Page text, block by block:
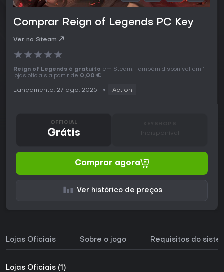
Comprar Reign of Legends PC Key
Ver no Steam
★★★★★
Reign of Legends é gratuito em Steam! Também disponível em 1
lojas oficiais a partir de 0,00 €.
Lançamento: 27 ago. 2025 Action
OFFICIAL
Grátis Indisponível
Comprar agora
Ver histórico de preços
Lojas Oficiais Sobre o jogo Requisitos do
Lojas Oficiais (1)